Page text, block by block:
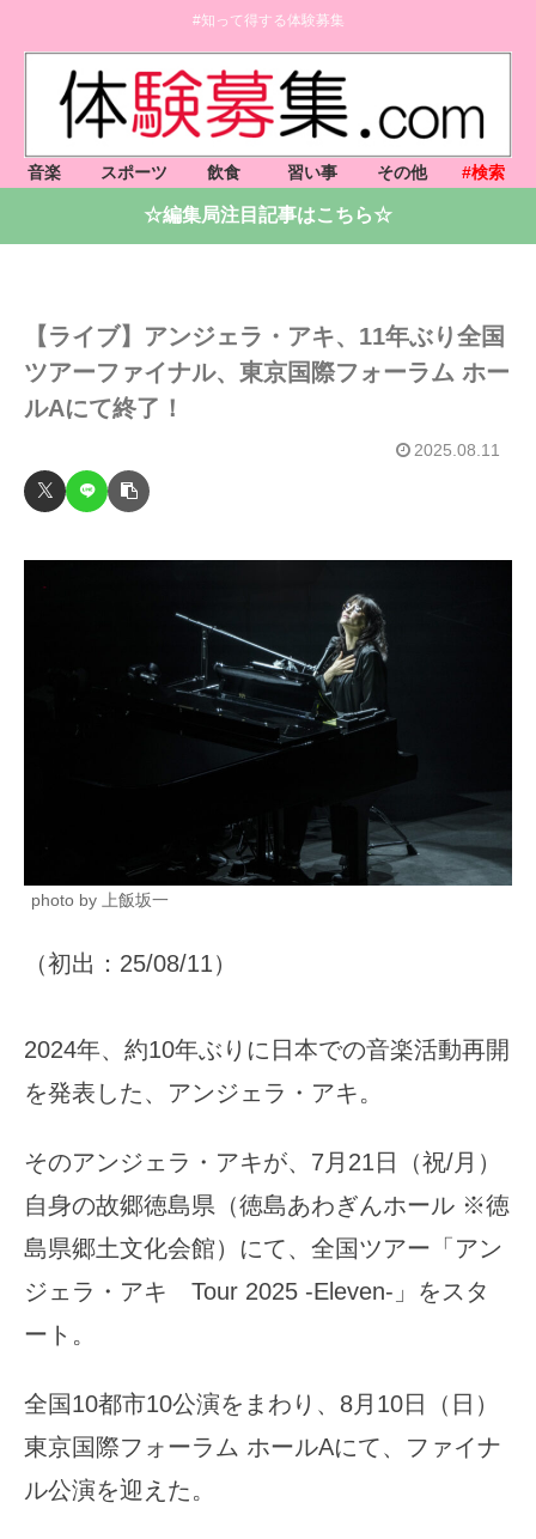
#知って得する体験募集
音楽 スポーツ 飲食 習い事 その他 #検索
☆編集局注目記事はこちら☆
【ライブ】アンジェラ・アキ、11年ぶり全国
ツアーファイナル、東京国際フォーラム ホー
ルAにて終了！
2025.08.11
photo by 上飯坂一
（初出：25/08/11）
2024年、約10年ぶりに日本での音楽活動再開
を発表した、アンジェラ・アキ。
そのアンジェラ・アキが、7月21日（祝/月）
自身の故郷徳島県（徳島あわぎんホール ※徳
島県郷土文化会館）にて、全国ツアー「アン
ジェラ・アキ Tour 2025 -Eleven-」をスタ
ート。
全国10都市10公演をまわり、8月10日（日）
東京国際フォーラム ホールAにて、ファイナ
ル公演を迎えた。